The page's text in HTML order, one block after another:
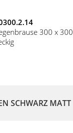
300 x 300
SCHWARZ MATT